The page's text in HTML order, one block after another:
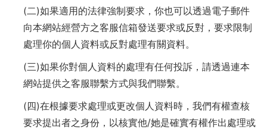
(二)如果適用的法律強制要求，你也可以透過電子郵件
向本網站經營方之客服信箱發送要求或反對，要求限制
處理你的個人資料或反對處理有關資料。
(三)如果你對個人資料的處理有任何投訴，請透過連本
網站提供之客服聯繫方式與我們聯繫。
(四)在根據要求處理或更改個人資料時，我們有權查核
要求提出者之身份，以核實他/她是確實有權作出處理或